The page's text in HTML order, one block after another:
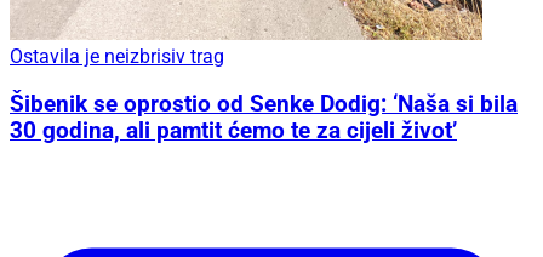
Ostavila je neizbrisiv trag
Šibenik se oprostio od Senke Dodig: ‘Naša si bila
30 godina, ali pamtit ćemo te za cijeli život’